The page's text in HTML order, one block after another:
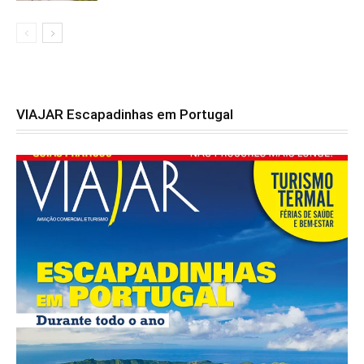
VIAJAR Escapadinhas em Portugal